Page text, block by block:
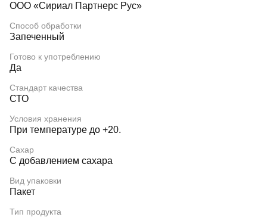
ООО «Сириал Партнерс Рус»
Способ обработки
Запеченный
Готово к употреблению
Да
Стандарт качества
СТО
Условия хранения
При температуре до +20.
Сахар
С добавлением сахара
Вид упаковки
Пакет
Тип продукта